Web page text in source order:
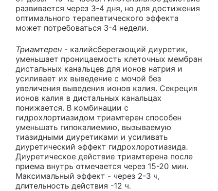
развивается через 3-4 дня, но для достижения
оптимального терапевтического эффекта
может потребоваться 3-4 недели.
Триамтерен - калийсберегающий диуретик,
уменьшает проницаемость клеточных мембран
дистальных канальцев для ионов натрия и
усиливает их выведение с мочой без
увеличения выведения ионов калия. Секреция
ионов калия в дистальных канальцах
понижается. В комбинации с
гидрохлортиазидом триамтерен способен
уменьшать гипокалиемию, вызываемую
тиазидными диуретиками и усиливать
диуретический эффект гидрохлоротиазида.
Диуретическое действие триамтерена после
приема внутрь отмечается через 15-20 мин.
Максимальный эффект - через 2-3 ч,
длительность действия -12 ч.